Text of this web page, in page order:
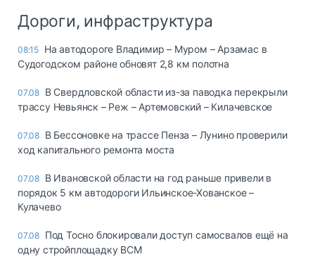
Дороги, инфраструктура
08:15 На автодороге Владимир – Муром – Арзамас в
Судогодском районе обновят 2,8 км полотна
07.08 В Свердловской области из-за паводка перекрыли
трассу Невьянск – Реж – Артемовский – Килачевское
07.08 В Бессоновке на трассе Пенза – Лунино проверили
ход капитального ремонта моста
07.08 В Ивановской области на год раньше привели в
порядок 5 км автодороги Ильинское-Хованское –
Кулачево
07.08 Под Тосно блокировали доступ самосвалов ещё на
одну стройплощадку ВСМ